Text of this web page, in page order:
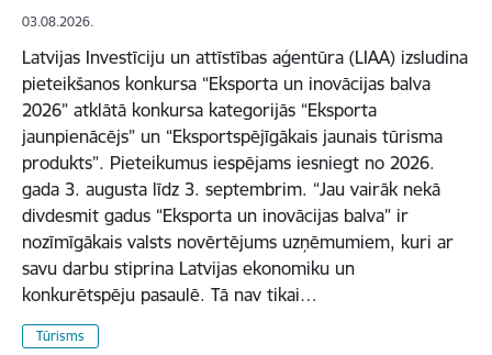
03.08.2026.
Latvijas Investīciju un attīstības aģentūra (LIAA) izsludina
pieteikšanos konkursa “Eksporta un inovācijas balva
2026” atklātā konkursa kategorijās “Eksporta
jaunpienācējs” un “Eksportspējīgākais jaunais tūrisma
produkts”. Pieteikumus iespējams iesniegt no 2026.
gada 3. augusta līdz 3. septembrim. “Jau vairāk nekā
divdesmit gadus “Eksporta un inovācijas balva” ir
nozīmīgākais valsts novērtējums uzņēmumiem, kuri ar
savu darbu stiprina Latvijas ekonomiku un
konkurētspēju pasaulē. Tā nav tikai…
Tūrisms